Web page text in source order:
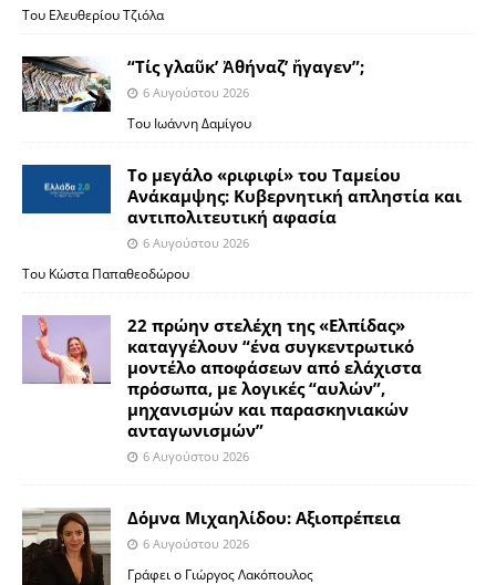
Του Ελευθερίου Τζιόλα
“Τίς γλαῦκ’ Ἀθήναζ’ ἤγαγεν”;
6 Αυγούστου 2026
Του Ιωάννη Δαμίγου
Το μεγάλο «ριφιφί» του Ταμείου
Ανάκαμψης: Κυβερνητική απληστία και
αντιπολιτευτική αφασία
6 Αυγούστου 2026
Του Κώστα Παπαθεοδώρου
22 πρώην στελέχη της «Ελπίδας»
καταγγέλουν “ένα συγκεντρωτικό
μοντέλο αποφάσεων από ελάχιστα
πρόσωπα, με λογικές “αυλών”,
μηχανισμών και παρασκηνιακών
ανταγωνισμών”
6 Αυγούστου 2026
Δόμνα Μιχαηλίδου: Αξιοπρέπεια
6 Αυγούστου 2026
Γράφει ο Γιώργος Λακόπουλος